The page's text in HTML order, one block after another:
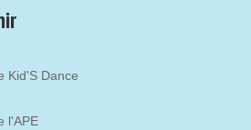
Kid'S Dance
l'APE